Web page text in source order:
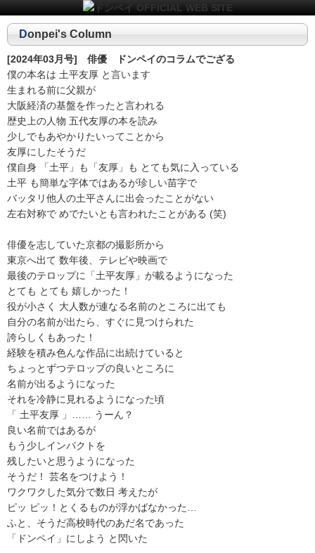
Donpei's Column
[2024年03月号] 俳優 ドンペイのコラムでござる
僕の本名は 土平友厚 と言います
生まれる前に父親が
大阪経済の基盤を作ったと言われる
歴史上の人物 五代友厚の本を読み
少しでもあやかりたいってことから
友厚にしたそうだ
僕自身 「土平」も「友厚」も とても気に入っている
土平 も簡単な字体ではあるが珍しい苗字で
バッタリ他人の土平さんに出会ったことがない
左右対称で めでたいとも言われたことがある (笑)
俳優を志していた京都の撮影所から
東京へ出て 数年後、テレビや映画で
最後のテロップに「土平友厚」が載るようになった
とても とても 嬉しかった！
役が小さく 大人数が連なる名前のところに出ても
自分の名前が出たら、すぐに見つけられた
誇らしくもあった！
経験を積み色んな作品に出続けていると
ちょっとずつテロップの良いところに
名前が出るようになった
それを冷静に見れるようになった頃
「 土平友厚 」…… うーん？
良い名前ではあるが
もう少しインパクトを
残したいと思うようになった
そうだ！ 芸名をつけよう！
ワクワクした気分で数日 考えたが
ピッ ピッ！とくるものが浮かばなかった…
ふと、そうだ高校時代のあだ名であった
「ドンペイ」にしよう と閃いた